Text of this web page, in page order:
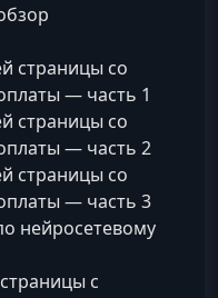
страницы со
— часть 1
страницы со
— часть 2
страницы со
— часть 3
нейросетевому
с